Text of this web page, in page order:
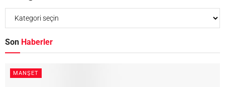
Son Haberler
MANŞET